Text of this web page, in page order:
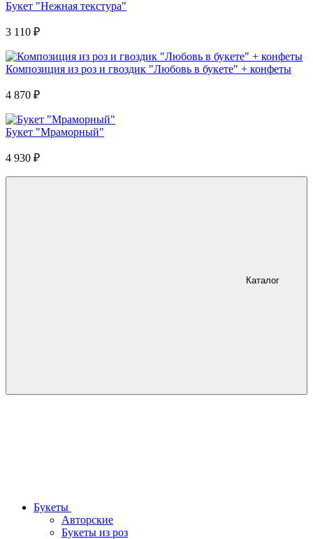
Букет "Нежная текстура"
3 110 ₽
Композиция из роз и гвоздик "Любовь в букете" + конфеты
4 870 ₽
Букет "Мраморный"
4 930 ₽
Каталог
Букеты
Авторские
Букеты из роз